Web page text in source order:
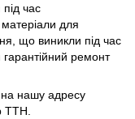
час
матеріали для
що виникли під час
ремонт
на нашу адресу
ТТН.